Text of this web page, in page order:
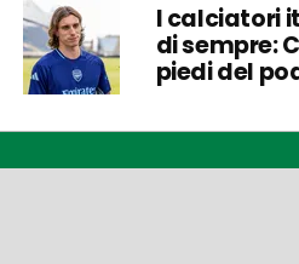
I calciatori
di sempre:
piedi del